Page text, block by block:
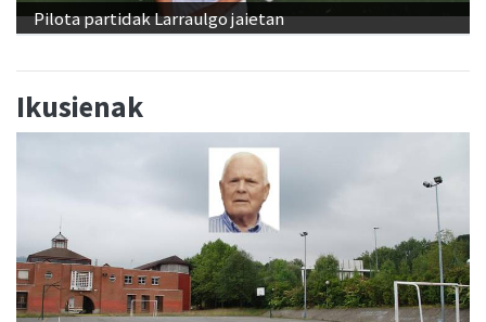
Pilota partidak Larraulgo jaietan
Ikusienak